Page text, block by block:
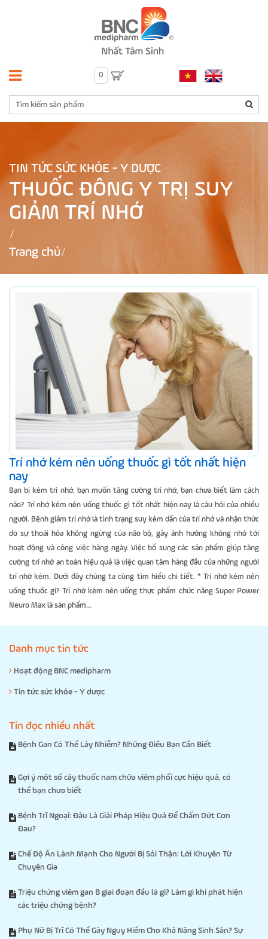
0
TIN TỨC SỨC KHỎE - Y DƯỢC
THUỐC ĐÔNG Y TRỊ SUY
GIẢM TRÍ NHỚ
Trang chủ
Trí nhớ kém nên uống thuốc gì tốt nhất hiện
nay
Bạn bị kém trí nhớ, bạn muốn tăng cường trí nhớ, bạn chưa biết làm cách
nào? Trí nhớ kém nên uống thuốc gì tốt nhất hiện nay là câu hỏi của nhiều
người. Bệnh giảm trí nhớ là tình trạng suy kém dần của trí nhớ và nhận thức
do sự thoái hóa không ngừng của não bộ, gây ảnh hưởng không nhỏ tới
hoạt động và công việc hàng ngày. Việc bổ sung các sản phẩm giúp tăng
cường trí nhớ an toàn hiệu quả là việc quan tâm hàng đầu của những người
trí nhớ kém. Dưới đây chúng ta cùng tìm hiểu chi tiết. * Trí nhớ kém nên
uống thuốc gì? Trí nhớ kém nên uống thực phẩm chức năng Super Power
Neuro Max là sản phẩm...
Danh mục tin tức
Hoạt động BNC medipharm
Tin tức sức khỏe - Y dược
Tin đọc nhiều nhất
Bệnh Gan Có Thể Lây Nhiễm? Những Điều Bạn Cần Biết
Gợi ý một số cây thuốc nam chữa viêm phổi cực hiệu quả, có
thể bạn chưa biết
Bệnh Trĩ Ngoại: Đâu Là Giải Pháp Hiệu Quả Để Chấm Dứt Cơn
Đau?
Chế Độ Ăn Lành Mạnh Cho Người Bị Sỏi Thận: Lời Khuyên Từ
Chuyên Gia
Triệu chứng viêm gan B giai đoạn đầu là gì? Làm gì khi phát hiện
các triệu chứng bệnh?
Phụ Nữ Bị Trĩ Có Thể Gây Nguy Hiểm Cho Khả Năng Sinh Sản? Sự